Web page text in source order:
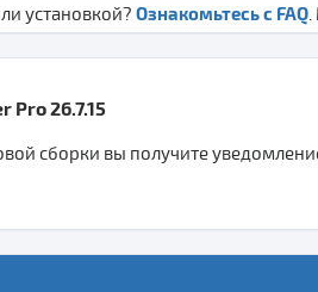
установкой? Ознакомьтесь с FAQ
Pro 26.7.15
сборки вы получите